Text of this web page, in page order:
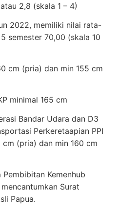
2,8 (skala 1 – 4)
2022, memiliki nilai rata-
semester 70,00 (skala 10
cm (pria) dan min 155 cm
minimal 165 cm
Bandar Udara dan D3
Perkeretaapian PPI
cm (pria) dan min 160 cm
Kemenhub
Surat
Papua.